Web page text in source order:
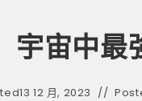
宇宙中最
13 12 月, 2023